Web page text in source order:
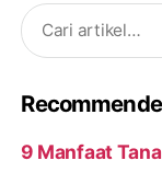
Search
for:
9 Manfaat